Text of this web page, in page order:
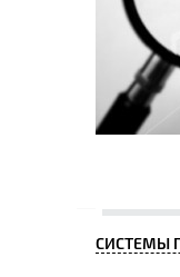
СИСТЕМЫ